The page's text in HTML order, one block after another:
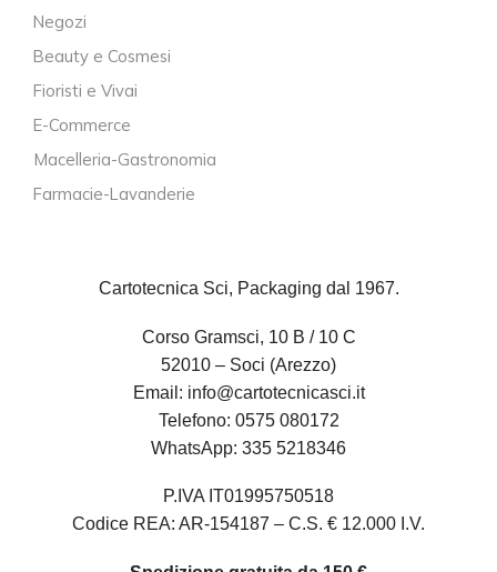
Negozi
Beauty e Cosmesi
Fioristi e Vivai
E-Commerce
Macelleria-Gastronomia
Farmacie-Lavanderie
Cartotecnica Sci, Packaging dal 1967.
Corso Gramsci, 10 B / 10 C
52010 – Soci (Arezzo)
Email: info@cartotecnicasci.it
Telefono: 0575 080172
WhatsApp: 335 5218346
P.IVA IT01995750518
Codice REA: AR-154187 – C.S. € 12.000 I.V.